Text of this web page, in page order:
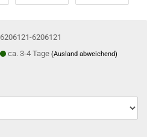
6206121-6206121
ca. 3-4 Tage(Ausland abweichend)